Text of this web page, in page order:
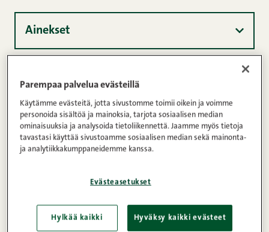
Ainekset
Ravintosisältö
hedelmäinen ruokalaji on. Pohjimmiltaan
floridanleike on leivitetty porsaanleike, mutta ne
Parempaa palvelua evästeillä
Käytämme evästeitä, jotta sivustomme toimii oikein ja voimme
personoida sisältöä ja mainoksia, tarjota sosiaalisen median
ominaisuuksia ja analysoida tietoliikennettä. Jaamme myös tietoja
tavastasi käyttää sivustoamme sosiaalisen median sekä mainonta-
ja analytiikkakumppaneidemme kanssa.
Evästeasetukset
Hylkää kaikki Hyväksy kaikki evästeet